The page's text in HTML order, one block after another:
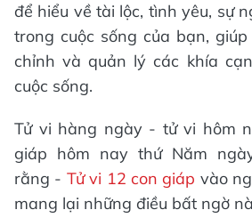
để hiểu về tài lộc, tình yêu, sự
trong cuộc sống của bạn,
chỉnh và quản lý các khía
cuộc sống.
Tử vi hàng ngày - tử vi hôm
giáp hôm nay thứ Năm
rằng - Tử vi 12 con giáp vào
mang lại những điều bất ngờ